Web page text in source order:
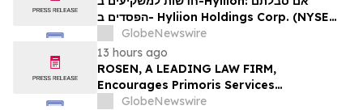
הפסדים ב- Hyliion Holdings Corp. (NYSE
American: HYLN), אתם מוזמנים ליצור קשר עם
משרד רוזן עורכי דין בנוגע לזכויותיכם
GlobeNewswire
13 hours ago
ROSEN, A LEADING LAW FIRM,
Encourages Primoris Services
Corporation Investors to Secure Counsel
GlobeNewswire